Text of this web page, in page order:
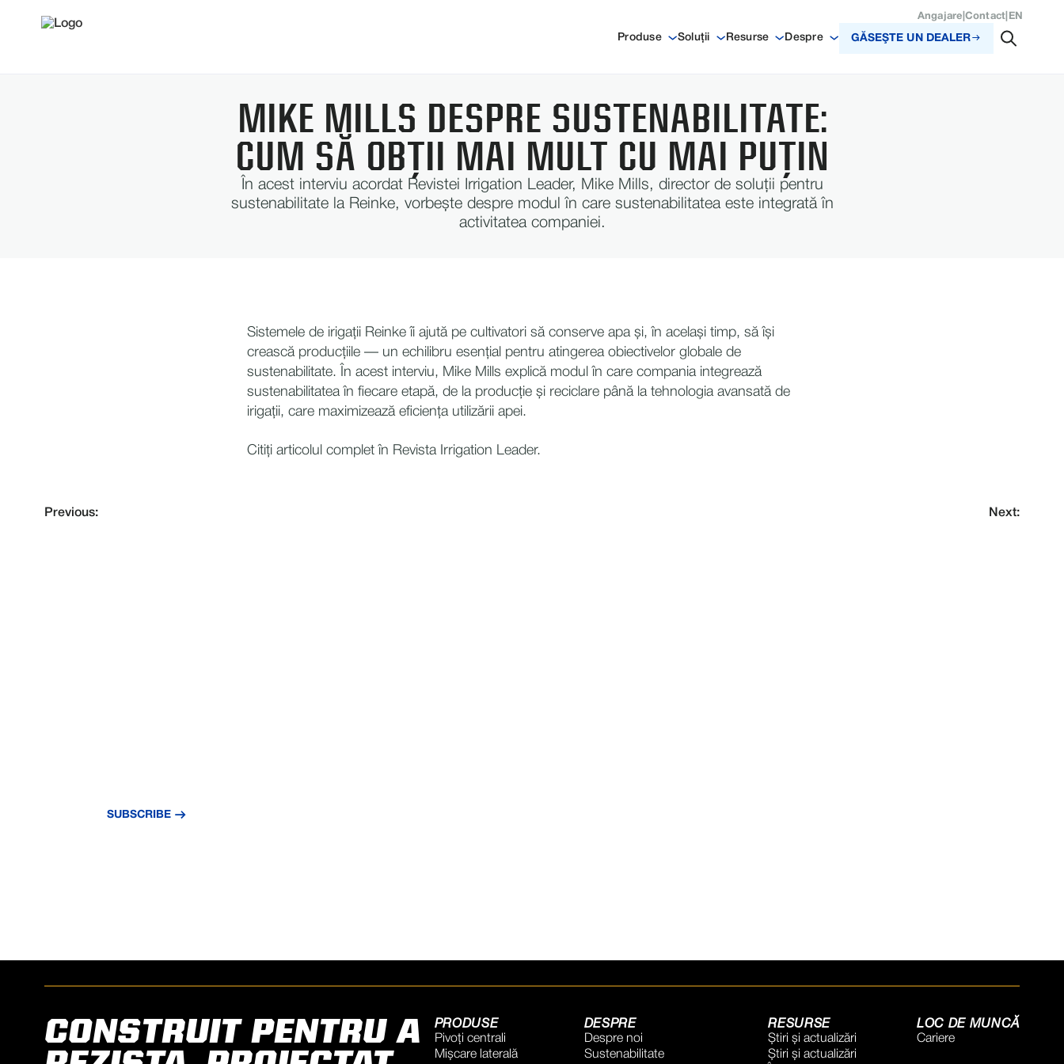
Angajare Contact EN
Produse Soluții Resurse Despre GĂSEŞTE UN DEALER
MIKE MILLS DESPRE SUSTENABILITATE:
CUM SĂ OBȚII MAI MULT CU MAI PUȚIN
În acest interviu acordat Revistei Irrigation Leader, Mike Mills, director de soluții pentru
sustenabilitate la Reinke, vorbește despre modul în care sustenabilitatea este integrată în
activitatea companiei.
Sistemele de irigații Reinke îi ajută pe cultivatori să conserve apa și, în același timp, să își
crească producțiile — un echilibru esențial pentru atingerea obiectivelor globale de
sustenabilitate. În acest interviu, Mike Mills explică modul în care compania integrează
sustenabilitatea în fiecare etapă, de la producție și reciclare până la tehnologia avansată de
irigații, care maximizează eficiența utilizării apei.
Citiți articolul complet în Revista Irrigation Leader.
Previous: Next:
SUBSCRIBE
CONSTRUIT PENTRU A
PRODUSE
Pivoți centrali
Mișcare laterală
DESPRE
Despre noi
Sustenabilitate
RESURSE
Știri și actualizări
Știri și actualizări
LOC DE MUNCĂ
Cariere